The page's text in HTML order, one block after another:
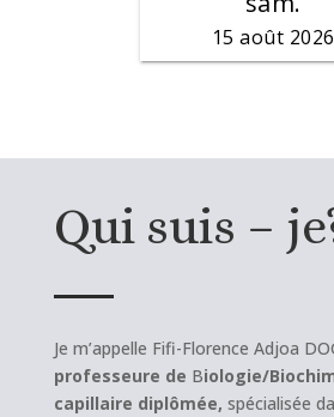
Qui suis –
Je m’appelle Fifi-Florence Adjoa
professeure de Biologie/
capillaire diplômée, spécialisée